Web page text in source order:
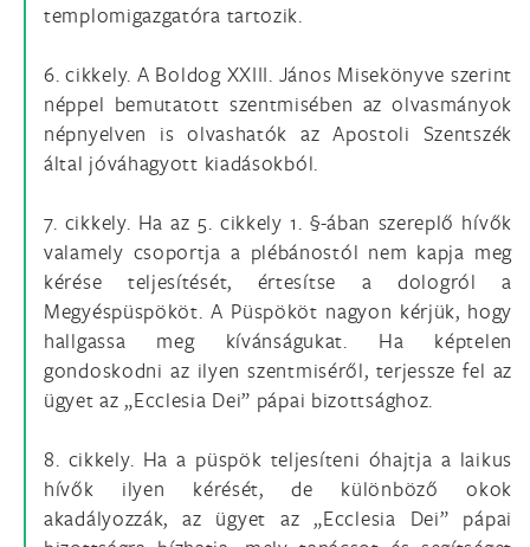
templomigazgatóra tartozik.
6. cikkely. A Boldog XXIII. János Misekönyve szerint
néppel bemutatott szentmisében az olvasmányok
népnyelven is olvashatók az Apostoli Szentszék
által jóváhagyott kiadásokból.
7. cikkely. Ha az 5. cikkely 1. §-ában szereplő hívők
valamely csoportja a plébánostól nem kapja meg
kérése teljesítését, értesítse a dologról a
Megyéspüspököt. A Püspököt nagyon kérjük, hogy
hallgassa meg kívánságukat. Ha képtelen
gondoskodni az ilyen szentmiséről, terjessze fel az
ügyet az „Ecclesia Dei” pápai bizottsághoz.
8. cikkely. Ha a püspök teljesíteni óhajtja a laikus
hívők ilyen kérését, de különböző okok
akadályozzák, az ügyet az „Ecclesia Dei” pápai